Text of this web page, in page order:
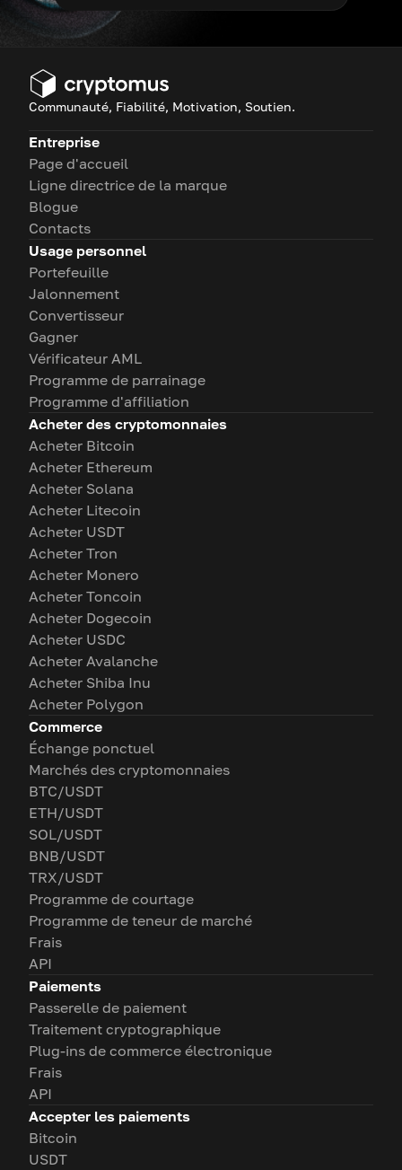
Communauté, Fiabilité, Motivation, Soutien.
Entreprise
Page d'accueil
Ligne directrice de la marque
Blogue
Contacts
Usage personnel
Portefeuille
Jalonnement
Convertisseur
Gagner
Vérificateur AML
Programme de parrainage
Programme d'affiliation
Acheter des cryptomonnaies
Acheter Bitcoin
Acheter Ethereum
Acheter Solana
Acheter Litecoin
Acheter USDT
Acheter Tron
Acheter Monero
Acheter Toncoin
Acheter Dogecoin
Acheter USDC
Acheter Avalanche
Acheter Shiba Inu
Acheter Polygon
Commerce
Échange ponctuel
Marchés des cryptomonnaies
BTC/USDT
ETH/USDT
SOL/USDT
BNB/USDT
TRX/USDT
Programme de courtage
Programme de teneur de marché
Frais
API
Paiements
Passerelle de paiement
Traitement cryptographique
Plug-ins de commerce électronique
Frais
API
Accepter les paiements
Bitcoin
USDT